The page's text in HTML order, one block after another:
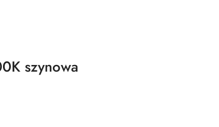
szynowa